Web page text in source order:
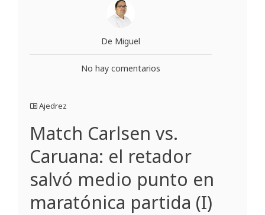
De Miguel
No hay comentarios
Ajedrez
Match Carlsen vs.
Caruana: el retador
salvó medio punto en
maratónica partida (I)